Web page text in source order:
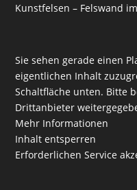
Kunstfelsen – Felswand
Sie sehen gerade einen
eigentlichen Inhalt
Schaltfläche unten. Bitte
Drittanbieter
Mehr Informationen
Inhalt entsperren
Erforderlichen Service